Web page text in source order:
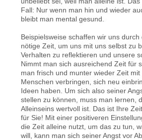
Fall: Nur wenn man hin und wieder
bleibt man mental gesund.
Beispielsweise schaffen wir uns durch
nötige Zeit, um uns mit uns selbst zu
Verhalten zu reflektieren und unsere
Nimmt man sich ausreichend Zeit für
man frisch und munter wieder Zeit mit
Menschen verbringen, sich neu
Ideen haben. Um sich also seiner
stellen zu können, muss man lernen,
Alleinseins wertvoll ist. Das ist Ihre
für Sie! Mit einer positiveren
die Zeit alleine nutzt, um das zu tun,
will, kann man sich seiner Angst vor